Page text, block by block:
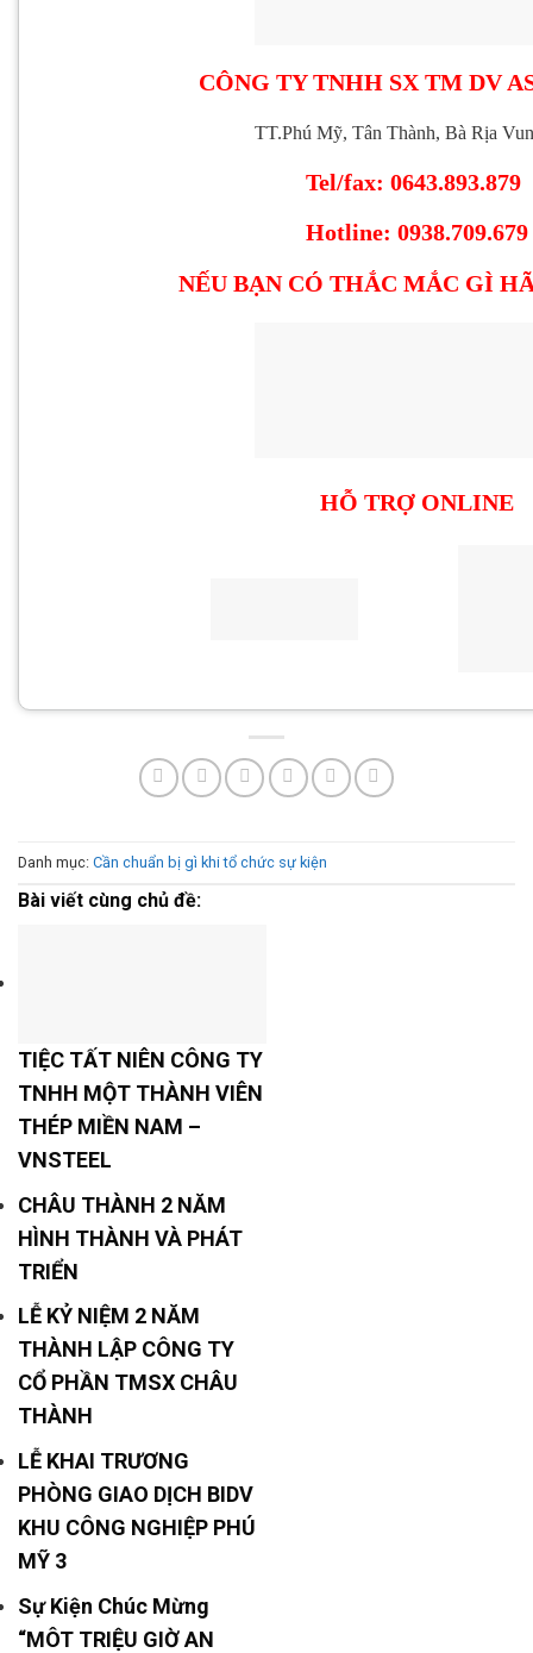
CÔNG TY TNHH SX TM DV
TT.Phú Mỹ, Tân Thành, Bà Rịa
Tel/fax: 0643.893.879
Hotline: 0938.709.679
NẾU BẠN CÓ THẮC MẮC GÌ
HỖ TRỢ ONLINE
Danh mục: Cần chuẩn bị gì khi tổ chức sự kiện
Bài viết cùng chủ đề:
TIỆC TẤT NIÊN CÔNG TY
TNHH MỘT THÀNH VIÊN
THÉP MIỀN NAM –
VNSTEEL
CHÂU THÀNH 2 NĂM
HÌNH THÀNH VÀ PHÁT
TRIỂN
LỄ KỶ NIỆM 2 NĂM
THÀNH LẬP CÔNG TY
CỔ PHẦN TMSX CHÂU
THÀNH
LỄ KHAI TRƯƠNG
PHÒNG GIAO DỊCH BIDV
KHU CÔNG NGHIỆP PHÚ
MỸ 3
Sự Kiện Chúc Mừng
“MÔT TRIỆU GIỜ AN